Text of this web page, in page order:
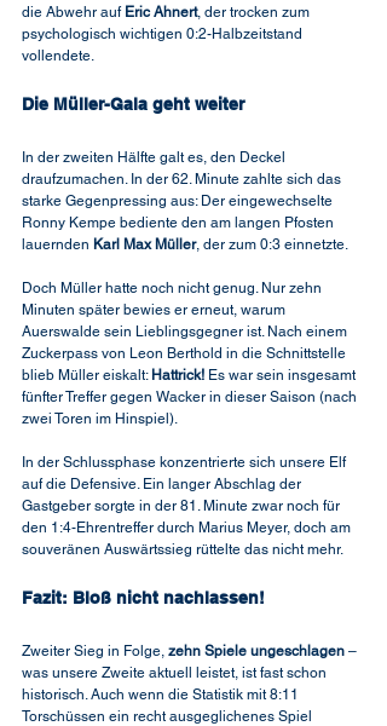
die Abwehr auf Eric Ahnert, der trocken zum
psychologisch wichtigen 0:2-Halbzeitstand
vollendete.
Die Müller-Gala geht weiter
In der zweiten Hälfte galt es, den Deckel
draufzumachen. In der 62. Minute zahlte sich das
starke Gegenpressing aus: Der eingewechselte
Ronny Kempe bediente den am langen Pfosten
lauernden Karl Max Müller, der zum 0:3 einnetzte.
Doch Müller hatte noch nicht genug. Nur zehn
Minuten später bewies er erneut, warum
Auerswalde sein Lieblingsgegner ist. Nach einem
Zuckerpass von Leon Berthold in die Schnittstelle
blieb Müller eiskalt: Hattrick! Es war sein insgesamt
fünfter Treffer gegen Wacker in dieser Saison (nach
zwei Toren im Hinspiel).
In der Schlussphase konzentrierte sich unsere Elf
auf die Defensive. Ein langer Abschlag der
Gastgeber sorgte in der 81. Minute zwar noch für
den 1:4-Ehrentreffer durch Marius Meyer, doch am
souveränen Auswärtssieg rüttelte das nicht mehr.
Fazit: Bloß nicht nachlassen!
Zweiter Sieg in Folge, zehn Spiele ungeschlagen –
was unsere Zweite aktuell leistet, ist fast schon
historisch. Auch wenn die Statistik mit 8:11
Torschüssen ein recht ausgeglichenes Spiel